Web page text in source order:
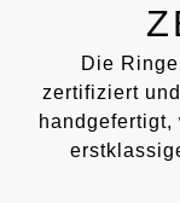
Die
zertifiziert
handgefertigt,